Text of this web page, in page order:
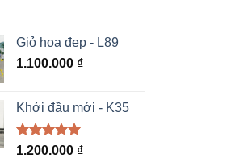
Giỏ hoa đẹp - L89
1.100.000 ₫
Khởi đầu mới - K35
Được xếp
1.200.000 ₫